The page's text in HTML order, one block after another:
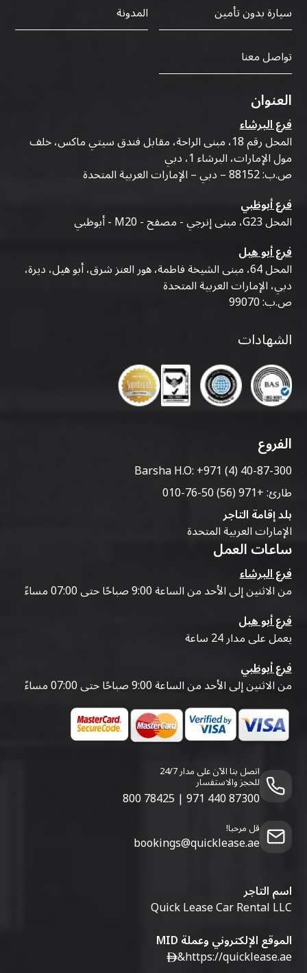
سيارة بدون تأمين
المدونة
تواصل معنا
العنوان
فرع البرشاء
المحل رقم 18، مبنى الراحة، مقابل فندق سيتي ماكس، خلف
مول الإمارات، البرشاء 1، دبي
ص.ب: 88152 – دبي – الإمارات العربية المتحدة
فرع أبوظبي
المحل G23، مبنى إنرجي - مصفح - M20 - أبوظبي
فرع أبو هيل
المحل 64، مبنى الشيخة فاطمة، هور العنز شرق، أبو هيل، ديرة،
دبي، الإمارات العربية المتحدة
ص.ب: 99070
الشهادات
الفروع
Barsha H.O:+971 (4) 40-87-300
طارئ:+971 (56) 50-76-010
بلد إقامة التاجر
الإمارات العربية المتحدة
ساعات العمل
فرع البرشاء
من الاثنين إلى الأحد من الساعة 9:00 صباحًا حتى 07:00 مساءً
فرع أبو هيل
يعمل على مدار 24 ساعة
فرع أبوظبي
من الاثنين إلى الأحد من الساعة 9:00 صباحًا حتى 07:00 مساءً
اتصل بنا الآن على مدار 24/7
للحجز والاستفسار
800 78425 | 971 440 87300
قل مرحبا!
bookings@quicklease.ae
اسم التاجر
Quick Lease Car Rental LLC
الموقع الإلكتروني وعملة MID
https://quicklease.ae
&